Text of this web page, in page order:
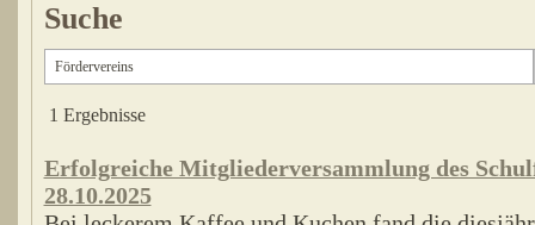
Suche
1 Ergebnisse
Erfolgreiche Mitgliederversammlung des
28.10.2025